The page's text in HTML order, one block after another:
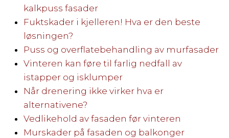
kalkpuss fasader
Fuktskader i kjelleren! Hva er den beste
løsningen?
Puss og overflatebehandling av murfasader
Vinteren kan føre til farlig nedfall av
istapper og isklumper
Når drenering ikke virker hva er
alternativene?
Vedlikehold av fasaden før vinteren
Murskader på fasaden og balkonger